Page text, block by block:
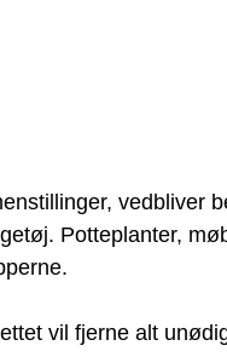
vedbliver
Potteplanter,
vil fjerne alt